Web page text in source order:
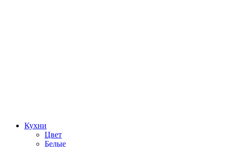
Кухни
Цвет
Белые